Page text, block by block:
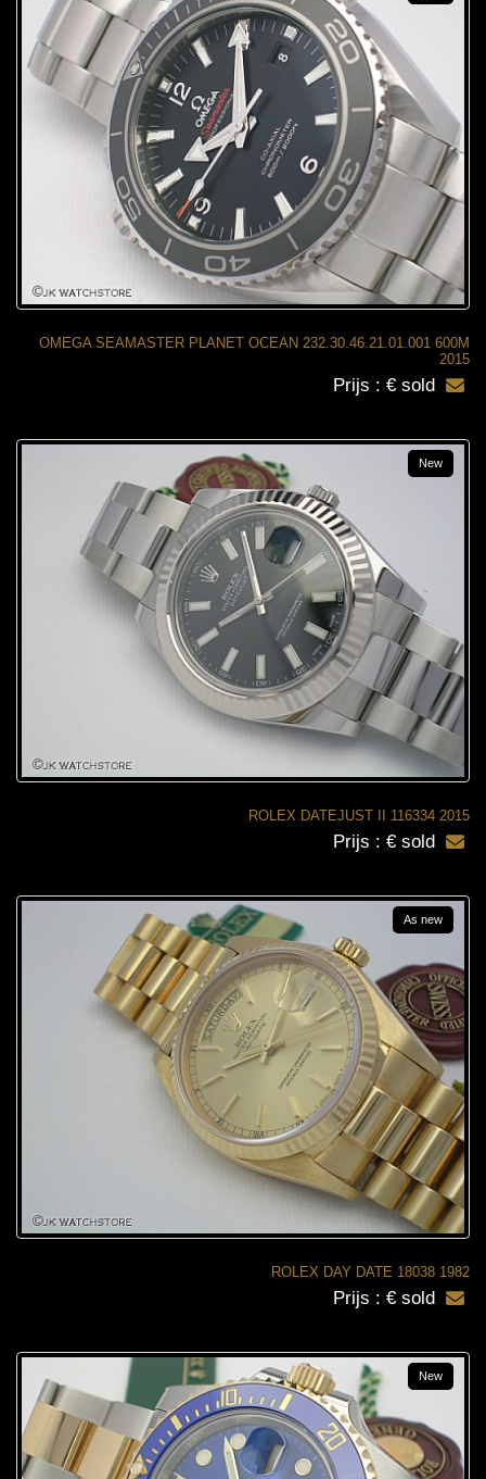
OMEGA SEAMASTER PLANET OCEAN 232.30.46.21.01.001 600M
2015
Prijs : € sold
ROLEX DATEJUST II 116334 2015
New
Prijs : € sold
ROLEX DAY DATE 18038 1982
As new
Prijs : € sold
New